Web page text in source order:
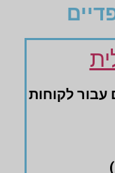
עבור לקוחות